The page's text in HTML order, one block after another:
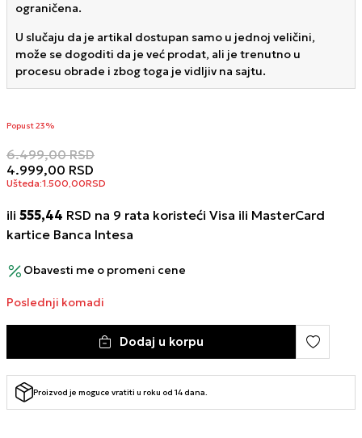
ograničena.
U slučaju da je artikal dostupan samo u jednoj veličini,
može se dogoditi da je već prodat, ali je trenutno u
procesu obrade i zbog toga je vidljiv na sajtu.
Popust 23%
6.499,00 RSD
4.999,00 RSD
Ušteda:1.500,00RSD
ili 555,44 RSD na 9 rata koristeći Visa ili MasterCard
kartice Banca Intesa
Obavesti me o promeni cene
Poslednji komadi
Dodaj u korpu
Proizvod je moguce vratiti u roku od 14 dana.